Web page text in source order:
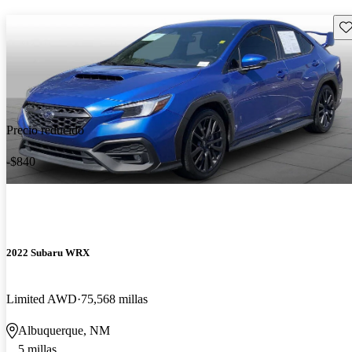
Precio reducido
-$840
2022 Subaru WRX
Limited AWD 75,568 millas
Albuquerque, NM